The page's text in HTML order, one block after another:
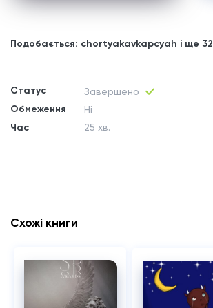
Подобається: chortyakavkapcyah і ще 32
Статус
Обмеження
Час
Завершено
Ні
25 хв.
Схожі книги